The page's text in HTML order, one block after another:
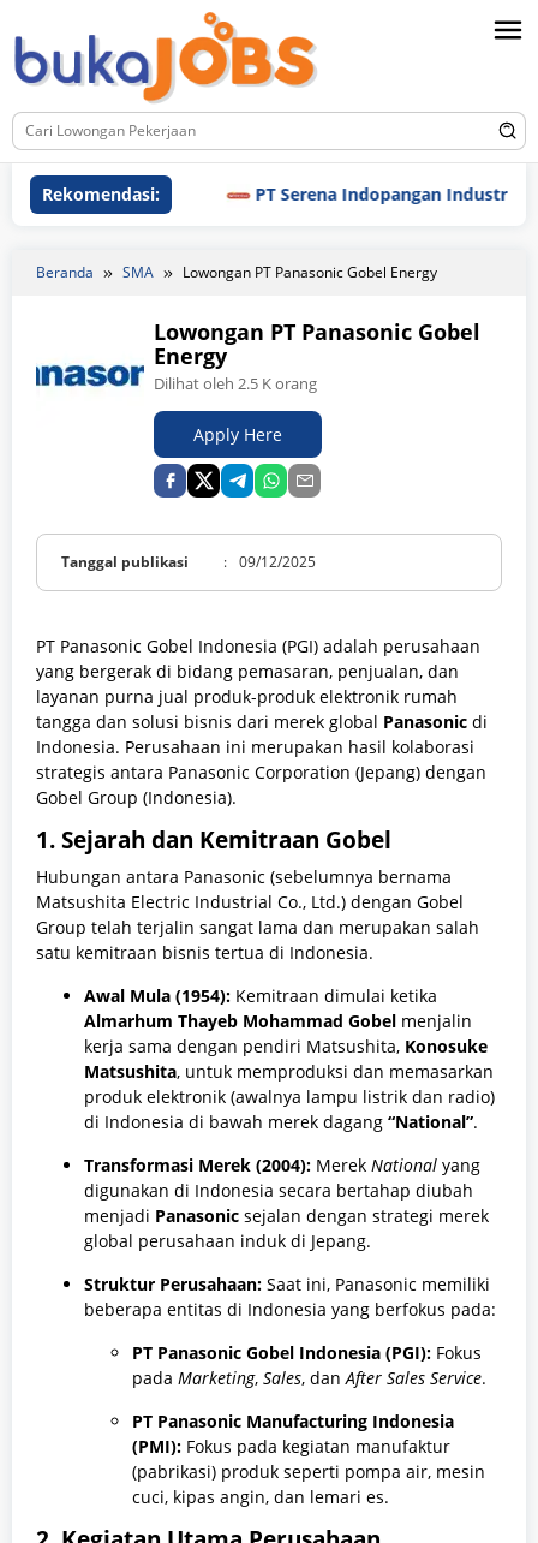
ke
konten
Rekomendasi: PT Serena Indopangan Industri
Beranda SMA Lowongan PT Panasonic Gobel Energy
Lowongan PT Panasonic Gobel
Energy
Dilihat oleh 2.5 K orang
Apply Here
Tanggal publikasi : 09/12/2025
PT Panasonic Gobel Indonesia (PGI) adalah perusahaan
yang bergerak di bidang pemasaran, penjualan, dan
layanan purna jual produk-produk elektronik rumah
tangga dan solusi bisnis dari merek global Panasonic di
Indonesia. Perusahaan ini merupakan hasil kolaborasi
strategis antara Panasonic Corporation (Jepang) dengan
Gobel Group (Indonesia).
1. Sejarah dan Kemitraan Gobel
Hubungan antara Panasonic (sebelumnya bernama
Matsushita Electric Industrial Co., Ltd.) dengan Gobel
Group telah terjalin sangat lama dan merupakan salah
satu kemitraan bisnis tertua di Indonesia.
Awal Mula (1954): Kemitraan dimulai ketika
Almarhum Thayeb Mohammad Gobel menjalin
kerja sama dengan pendiri Matsushita, Konosuke
Matsushita, untuk memproduksi dan memasarkan
produk elektronik (awalnya lampu listrik dan radio)
di Indonesia di bawah merek dagang “National”.
Transformasi Merek (2004): Merek National yang
digunakan di Indonesia secara bertahap diubah
menjadi Panasonic sejalan dengan strategi merek
global perusahaan induk di Jepang.
Struktur Perusahaan: Saat ini, Panasonic memiliki
beberapa entitas di Indonesia yang berfokus pada:
PT Panasonic Gobel Indonesia (PGI): Fokus
pada Marketing, Sales, danAfter Sales Service.
PT Panasonic Manufacturing Indonesia
(PMI): Fokus pada kegiatan manufaktur
(pabrikasi) produk seperti pompa air, mesin
cuci, kipas angin, dan lemari es.